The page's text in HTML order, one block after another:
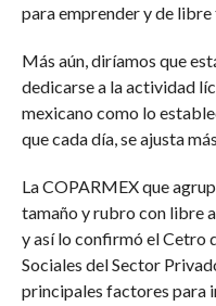
para emprender y de libre
Más aún, diríamos que
dedicarse a la actividad
mexicano como lo
que cada día, se ajusta
La COPARMEX que
tamaño y rubro con libre
y así lo confirmó el Cetro
Sociales del Sector
principales factores para